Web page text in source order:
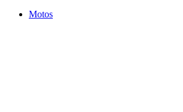
Motos